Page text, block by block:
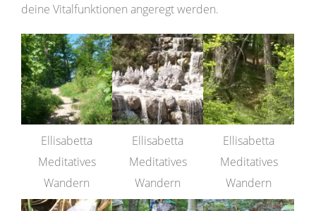
deine Vitalfunktionen angeregt werden.
Ellisabetta
Meditatives
Wandern
Ellisabetta
Meditatives
Wandern
Ellisabetta
Meditatives
Wandern